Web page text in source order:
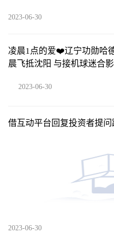
2023-06-30
凌晨1点的爱❤️辽宁功勋哈
晨飞抵沈阳 与接机球迷合影
2023-06-30
借互动平台回复投资者提
2023-06-30